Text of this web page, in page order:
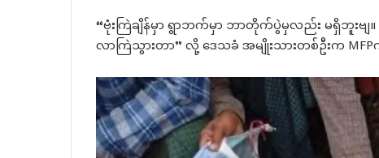
“ဗုံးကြဲချိန်မှာ ရွာဘက်မှာ ဘာတိုက်ပွဲမှလည်း မရှိဘူး
လာကြဲသွားတာ” လို့ ဒေသခံ အမျိုးသားတစ်ဦးက MFP